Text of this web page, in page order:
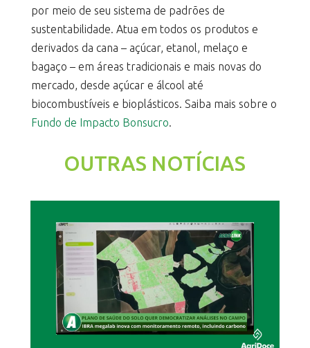
por meio de seu sistema de padrões de
sustentabilidade. Atua em todos os produtos e
derivados da cana – açúcar, etanol, melaço e
bagaço – em áreas tradicionais e mais novas do
mercado, desde açúcar e álcool até
biocombustíveis e bioplásticos. Saiba mais sobre o
Fundo de Impacto Bonsucro.
OUTRAS NOTÍCIAS